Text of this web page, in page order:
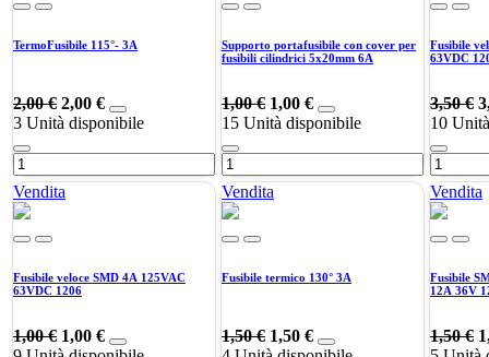
TermoFusibile 115°- 3A
2,00€ 2,00 €
3 Unità disponibile
Supporto portafusibile con cover per
fusibili cilindrici 5x20mm 6A
1,00€ 1,00 €
15 Unità disponibile
Fusibile
63VDC
3,50€
10
Vendita
Fusibile veloce SMD 4A 125VAC
63VDC 1206
1,00€ 1,00 €
Vendita
Fusibile termico 130° 3A
1,50€ 1,50 €
Vendita
Fusibile
12A 36V
1,50€